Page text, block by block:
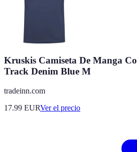
Kruskis Camiseta De Manga
Track Denim Blue M
tradeinn.com
17.99 EURVer el precio